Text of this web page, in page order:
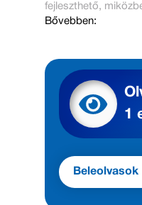
fejleszthető,
Bővebben:
1
Beleolvasok